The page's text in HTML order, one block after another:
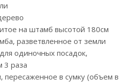
на штамб высотой 180см
разветвленное от земли
одиночных посадок,
3 раза
пересаженное в сумку (объем в